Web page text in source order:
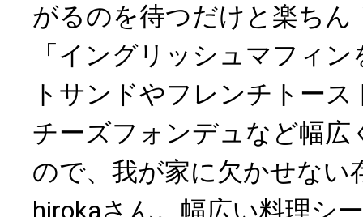
がるのを待つだけと楽ちん
「イングリッシュマフィ
トサンドやフレンチトー
チーズフォンデュなど幅広
ので、我が家に欠かせない
hirokaさん。幅広い料理シ